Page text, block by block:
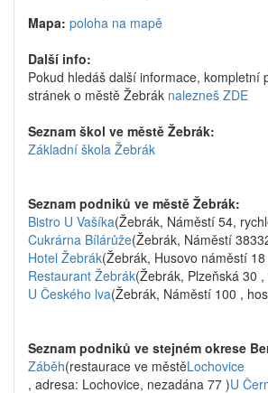
Mapa: poloha na mapě
Další info:
Pokud hledáš další informace, kompletní
stránek o městě Žebrák nalezneš ZDE
Seznam škol ve městě Žebrák:
Základní škola Žebrák
Seznam podniků ve městě Žebrák:
Bistro U Vašíka(Žebrák, Náměstí 54,
Cukrárna Bílárůže(Žebrák, Náměstí
Hotel Žebrák(Žebrák, Husovo náměstí
Restaurant Žebrák(Žebrák, Plzeňská 30
U Českého lva(Žebrák, Náměstí 100 ,
Seznam podniků ve stejném okrese
Záběh(restaurace ve městěLochovice
, adresa: Lochovice, nezadána 77 )U